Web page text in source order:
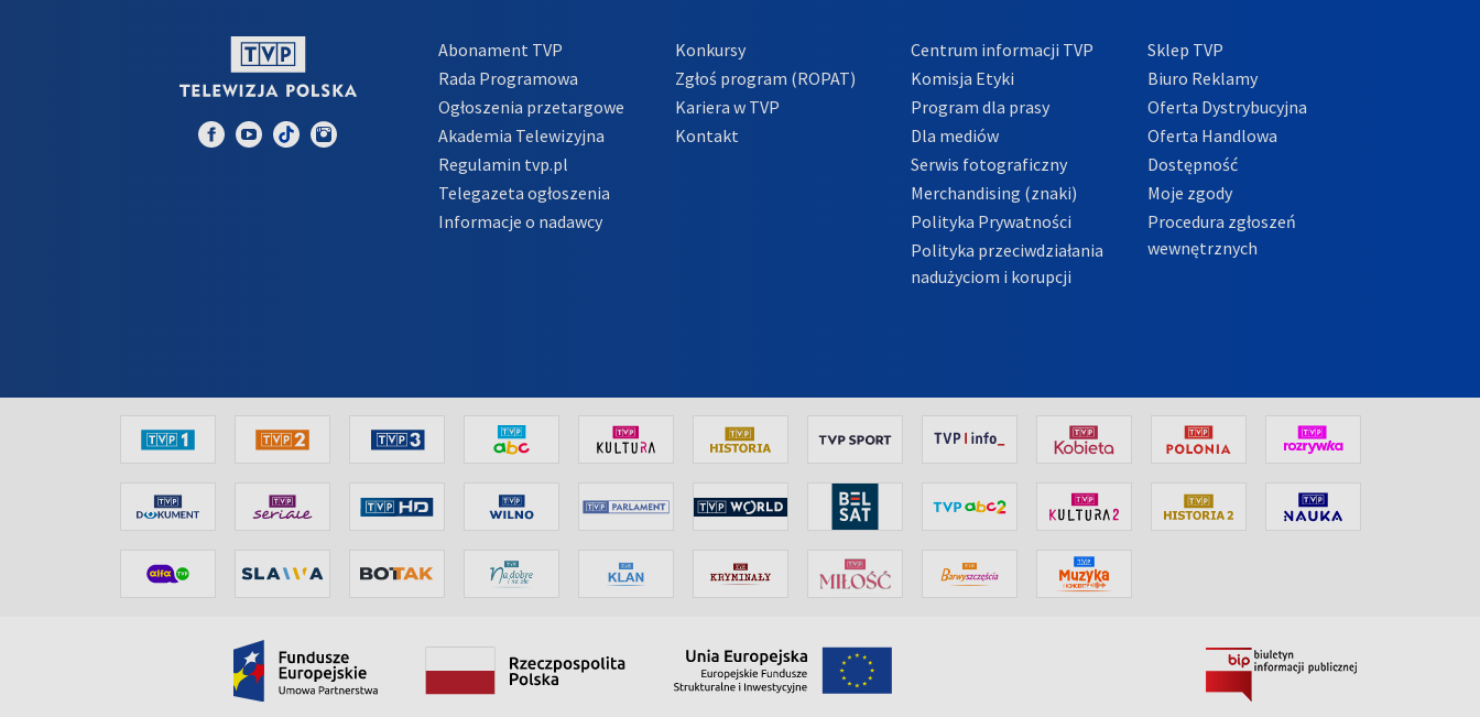
Abonament TVP
Rada Programowa
Ogłoszenia przetargowe
Akademia Telewizyjna
Regulamin tvp.pl
Telegazeta ogłoszenia
Informacje o nadawcy
Konkursy
Zgłoś program (ROPAT)
Kariera w TVP
Kontakt
Centrum informacji TVP
Komisja Etyki
Program dla prasy
Dla mediów
Serwis fotograficzny
Merchandising (znaki)
Polityka Prywatności
Polityka przeciwdziałania
nadużyciom i korupcji
Sklep TVP
Biuro Reklamy
Oferta Dystrybucyjna
Oferta Handlowa
Dostępność
Moje zgody
Procedura zgłoszeń
wewnętrznych